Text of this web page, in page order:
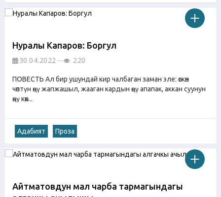
Нуралы Капаров: Боргул
30.04.2022 220
ПОВЕСТЬ Ал бир ушундай кир чалбаган заман эле: өскөн
чөптүн өңү жапжашыл, жааган кардын өңү апапак, аккан суунун
өңү көк...
Адабият Проза
Айтматовдун мал чарба тармагындагы